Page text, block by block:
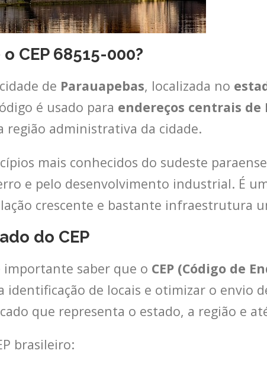
CEP 68515-000?
de Parauapebas, localizada no
é usado para endereços centrais de
região administrativa da cidade.
mais conhecidos do sudeste
e pelo desenvolvimento industrial. É
crescente e bastante infraestrutura
do CEP
importante saber que o CEP (Código de
identificação de locais e otimizar o envio
que representa o estado, a região e
brasileiro: